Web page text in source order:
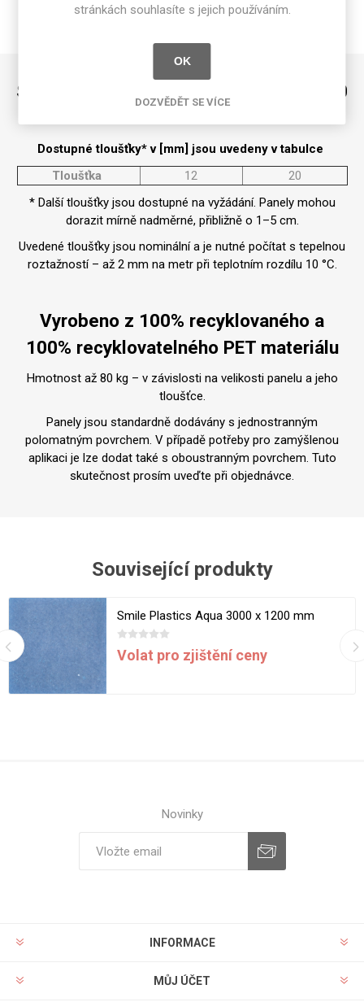
Seastone o rozměrech 3000 mm x 1200
Dostupné tloušťky* v [mm] jsou uvedeny v tabulce
Tloušťka
12
20
* Další tloušťky jsou dostupné na vyžádání. Panely mohou
dorazit mírně nadměrné, přibližně o 1–5 cm.
Uvedené tloušťky jsou nominální a je nutné počítat s tepelnou
roztažností – až 2 mm na metr při teplotním rozdílu 10 °C.
Vyrobeno z 100% recyklovaného a
100% recyklovatelného PET materiálu
Hmotnost až 80 kg – v závislosti na velikosti panelu a jeho
tloušťce.
Panely jsou standardně dodávány s jednostranným
polomatným povrchem. V případě potřeby pro zamýšlenou
aplikaci je lze dodat také s oboustranným povrchem. Tuto
skutečnost prosím uveďte při objednávce.
Související produkty
Smile Plastics Aqua 3000 x 1200 mm
Volat pro zjištění ceny
Novinky
INFORMACE
MŮJ ÚČET
stránkách souhlasíte s jejich používáním.
OK
DOZVĚDĚT SE VÍCE